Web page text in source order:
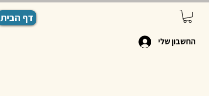
דף הבית
החשבון שלי